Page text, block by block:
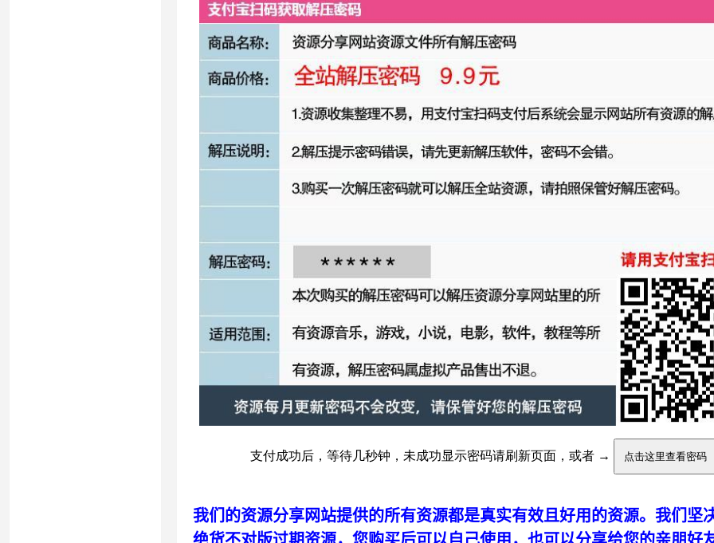
我们的资源分享网站提供的所有资源都是真实有效且好用的资源。我们坚